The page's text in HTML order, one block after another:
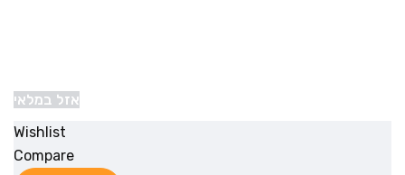
אזל במלאי
Wishlist
Compare